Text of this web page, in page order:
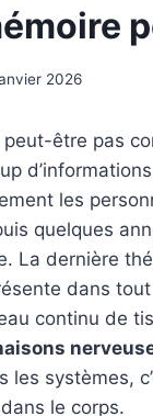
2026
peut-être pas
les
quelques
La dernière
dans
continu de
les systèmes,
le corps.